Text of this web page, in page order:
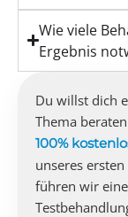
Wie viele
Ergebnis
Du willst dich
Thema
100%
unseres
führen wir